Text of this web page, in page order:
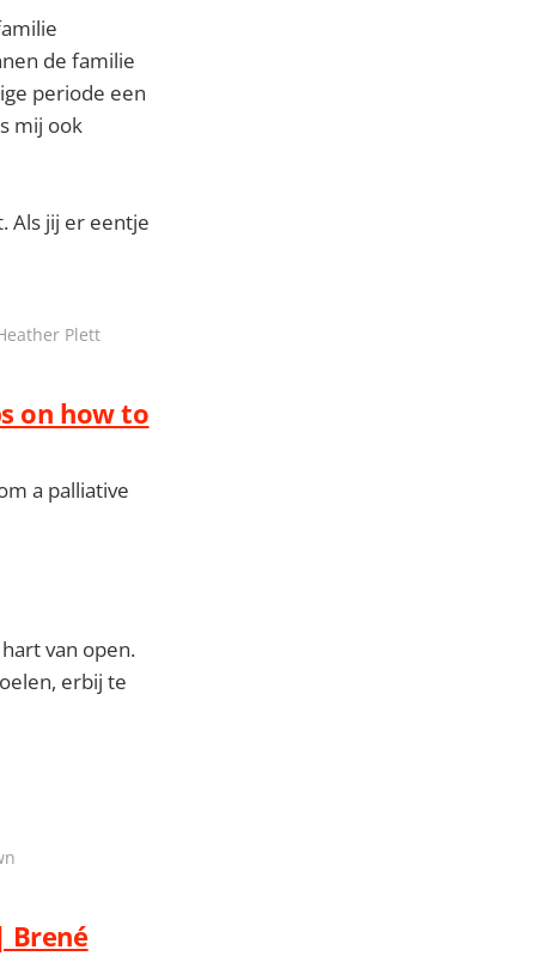
de familie
periode een
mij ook
Als jij er eentje
Plett
on how to
a palliative
van open.
erbij te
Brené